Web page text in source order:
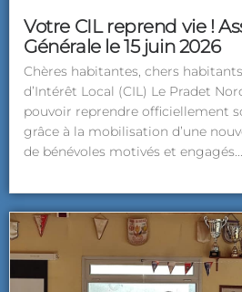
Votre CIL reprend vie !
Générale le 15 juin 2026
Chères habitantes, chers
d’Intérêt Local (CIL) Le Pradet
pouvoir reprendre officiellement
grâce à la mobilisation d’une
de bénévoles motivés et engagés...